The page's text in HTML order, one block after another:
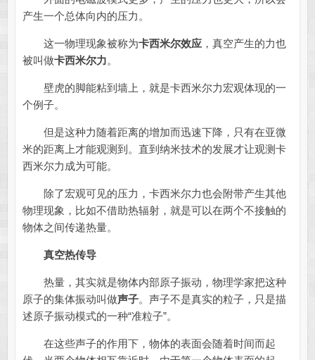
产生一个总体向内的压力。
这一物理现象被称为卡西米尔效应，真空产生的力也
被叫做卡西米尔力。
壁虎的脚能粘到墙上，就是卡西米尔力宏观体现的一
个例子。
但是这种力随着距离的增加而迅速下降，只有在亚微
米的距离上才能观测到。直到纳米技术的发展才让观测卡
西米尔力成为可能。
除了宏观可见的压力，卡西米尔力也会附带产生其他
物理现象，比如不借助热辐射，就是可以在两个不接触的
物体之间传递热量。
真空热传导
热量，其实就是物体内部原子振动，物理学家把这种
原子的集体振动叫做声子。声子不是真实的粒子，只是描
述原子振动模式的一种“准粒子”。
在这些声子的作用下，物体的表面会随着时间而起